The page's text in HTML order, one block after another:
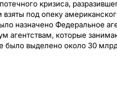
кризиса,
под опеку
назначено Федеральное
агентствам, которые
было выделено около 30